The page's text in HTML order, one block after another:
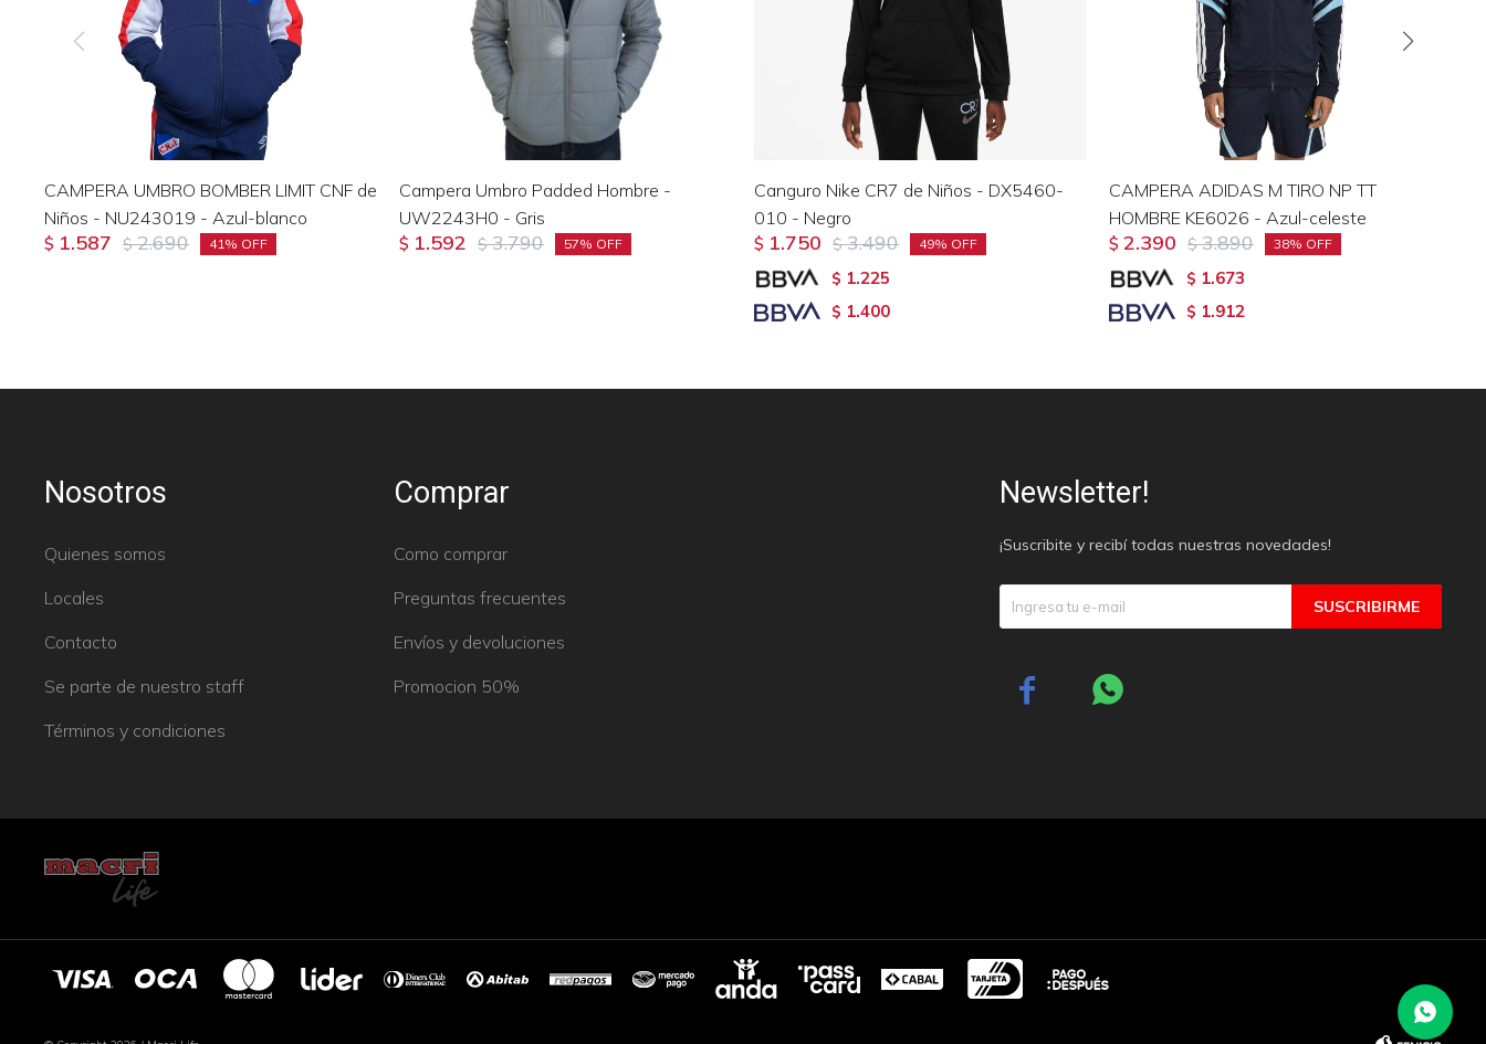
CAMPERA UMBRO BOMBER LIMIT CNF de
Niños - NU243019 - Azul-blanco
$ 1.587 $ 2.690 41
Campera Umbro Padded Hombre -
UW2243H0 - Gris
$ 1.592 $ 3.790 57
Canguro Nike CR7 de Niños - DX5460-
010 - Negro
$ 1.750 $ 3.490 49
$ 1.225
$ 1.400
CAMPERA ADIDAS M TIRO NP TT
HOMBRE KE6026 - Azul-celeste
$ 2.390 $ 3.890 38
$ 1.673
$ 1.912
Nosotros
Quienes somos
Locales
Contacto
Se parte de nuestro staff
Términos y condiciones
Comprar
Como comprar
Preguntas frecuentes
Envíos y devoluciones
Promocion 50%
Newsletter!
¡Suscribite y recibí todas nuestras novedades!
SUSCRIBIRME
 